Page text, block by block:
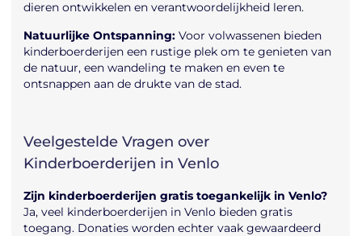
dieren ontwikkelen en verantwoordelijkheid leren.
Natuurlijke Ontspanning: Voor volwassenen bieden
kinderboerderijen een rustige plek om te genieten van
de natuur, een wandeling te maken en even te
ontsnappen aan de drukte van de stad.
Veelgestelde Vragen over
Kinderboerderijen in Venlo
Zijn kinderboerderijen gratis toegankelijk in Venlo?
Ja, veel kinderboerderijen in Venlo bieden gratis
toegang. Donaties worden echter vaak gewaardeerd